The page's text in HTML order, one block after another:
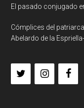
El pasado conjugado
Cómplices del
Abelardo de la